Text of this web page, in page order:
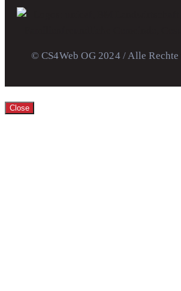
© CS4Web OG 2024 / Alle
Close